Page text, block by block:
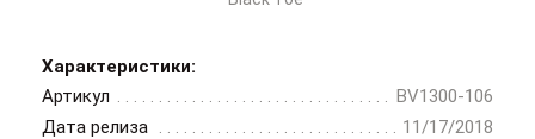
Характеристики:
Артикул
BV1300-106
Дата релиза
11/17/2018